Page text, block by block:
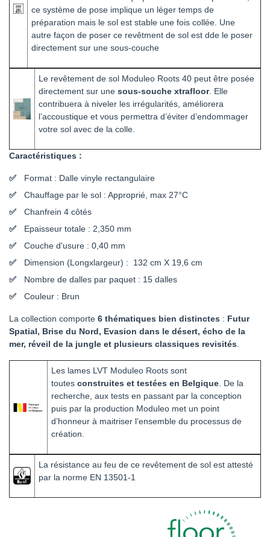
ce système de pose implique un léger temps de
préparation mais le sol est stable une fois collée. Une
autre façon de poser ce revêtment de sol est dde le poser
directement sur une sous-couche
Le revêtement de sol Moduleo Roots 40 peut être posée
directement sur une sous-souche xtrafloor. Elle
contribuera à niveler les irrégularités, améliorera
l’accoustique et vous permettra d’éviter d’endommager
votre sol avec de la colle.
Caractéristiques :
Format : Dalle vinyle rectangulaire
Chauffage par le sol : Approprié, max 27°C
Chanfrein 4 côtés
Epaisseur totale : 2,350 mm
Couche d'usure : 0,40 mm
Dimension (Longxlargeur) : 132 cm X 19,6 cm
Nombre de dalles par paquet : 15 dalles
Couleur : Brun
La collection comporte 6 thématiques bien distinctes : Futur
Spatial, Brise du Nord, Evasion dans le désert, écho de la
mer, réveil de la jungle et plusieurs classiques revisités.
Les lames LVT Moduleo Roots sont
toutes construites et testées en Belgique. De la
recherche, aux tests en passant par la conception
puis par la production Moduleo met un point
d’honneur à maitriser l’ensemble du processus de
création.
La résistance au feu de ce revêtement de sol est attesté
par la norme EN 13501-1